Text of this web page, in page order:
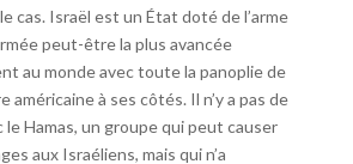
cas. Israël est un État doté de l’arme
peut-être la plus avancée
au monde avec toute la panoplie de
américaine à ses côtés. Il n’y a pas de
le Hamas, un groupe qui peut causer
aux Israéliens, mais qui n’a